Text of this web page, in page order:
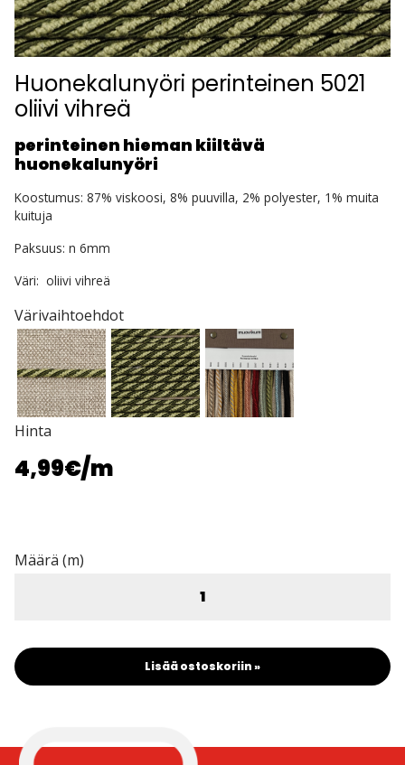
Huonekalunyöri perinteinen 5021
oliivi vihreä
perinteinen hieman kiiltävä
huonekalunyöri
Koostumus: 87% viskoosi, 8% puuvilla, 2% polyester, 1% muita
kuituja
Paksuus: n 6mm
Väri: oliivi vihreä
Värivaihtoehdot
Hinta
4,99€/m
Määrä (m)
Lisää ostoskoriin »